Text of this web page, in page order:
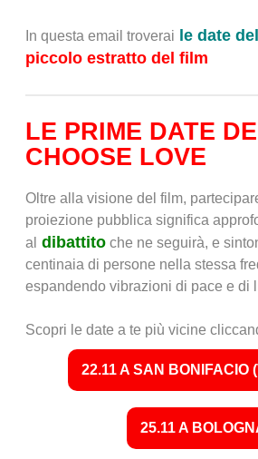
In questa email troverai le date
piccolo estratto del film
LE PRIME DATE
CHOOSE LOVE
Oltre alla visione del film,
proiezione pubblica significa
al dibattito che ne seguirà, e
centinaia di persone nella stessa
espandendo vibrazioni di pace e di
Scopri le date a te più vicine
22.11 A SAN BONIFACIO
25.11 A